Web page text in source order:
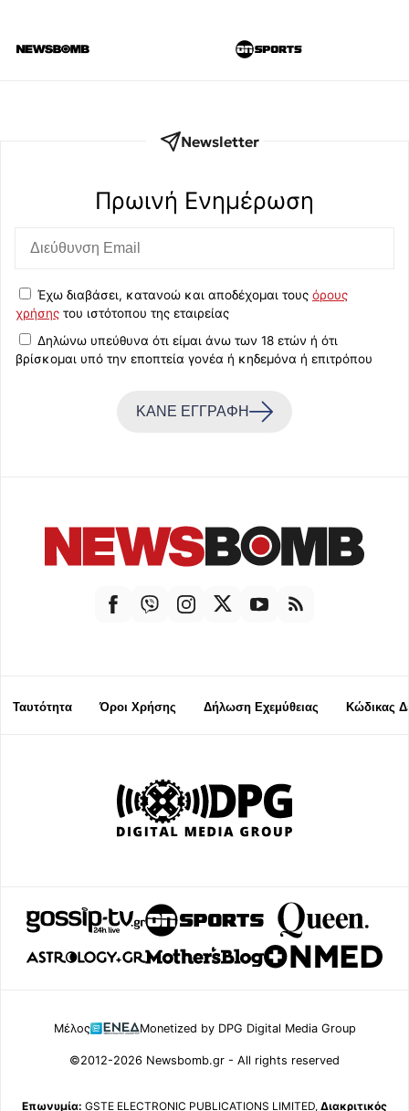
Newsletter
Πρωινή Eνημέρωση
Έχω διαβάσει, κατανοώ και αποδέχομαι τους όρους
χρήσης του ιστότοπου της εταιρείας
Δηλώνω υπεύθυνα ότι είμαι άνω των 18 ετών ή ότι
βρίσκομαι υπό την εποπτεία γονέα ή κηδεμόνα ή επιτρόπου
ΚΑΝΕ ΕΓΓΡΑΦΗ
Ταυτότητα Όροι Χρήσης Δήλωση Εχεμύθειας Κώδικας
Μέλος Monetized by DPG Digital Media Group
©2012-2026 Newsbomb.gr - All rights reserved
Επωνυμία: GSTE ELECTRONIC PUBLICATIONS LIMITED, Διακριτικός